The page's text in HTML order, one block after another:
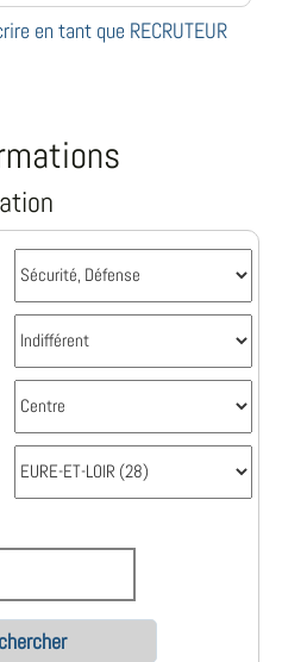
en tant que RECRUTEUR